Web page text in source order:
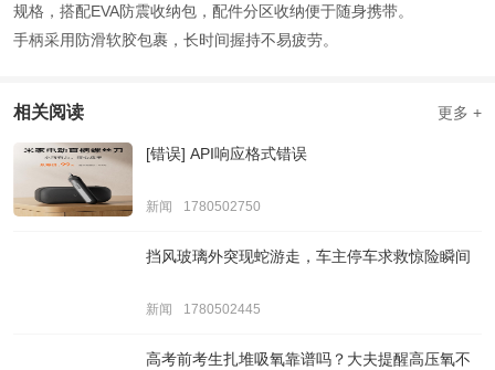
规格，搭配EVA防震收纳包，配件分区收纳便于随身携带。
手柄采用防滑软胶包裹，长时间握持不易疲劳。
相关阅读 更多 +
[错误] API响应格式错误
新闻 1780502750
挡风玻璃外突现蛇游走，车主停车求救惊险瞬间
新闻 1780502445
高考前考生扎堆吸氧靠谱吗？大夫提醒高压氧不